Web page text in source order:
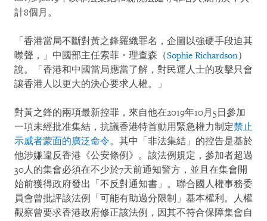
計8個月。
「香港當局不斷對黃之鋒羅織罪名，企圖以強硬手段迫其
噤聲，」中國部主任索菲・理查森（Sophie Richardson）
說。「香港和中國當局應當了解，對民運人士的攻擊只會
讓香港人以更大的決心要求人權。」
對黃之鋒的兩項最新控罪，來自他在2019年10月5日參加
一項未經批准集結，抗議香港特首動用緊急權力制定禁止
示威者蒙面的廣泛命令。其中「非法集結」的控告是基於
他涉嫌違反香港《公安條例》。該法例規定，參加者超過
30人的集會必須在不少於7天前通知警方，並且在集會開
始前獲得政府發出「不反對通知書」。聯合國人權事務委
員會曾批評該法例「可能有助過分限制」基本權利。人權
觀察曾要求香港政府修正該法例，因其不符合保障集會自